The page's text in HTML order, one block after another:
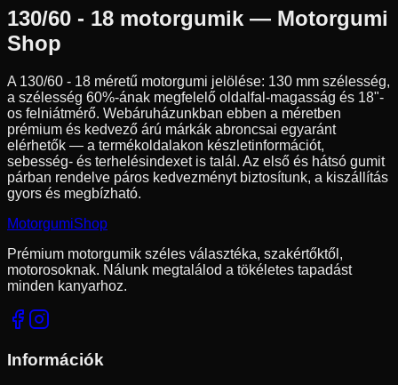
130/60 - 18 motorgumik — Motorgumi
Shop
A 130/60 - 18 méretű motorgumi jelölése: 130 mm szélesség,
a szélesség 60%-ának megfelelő oldalfal-magasság és 18"-
os felniátmérő. Webáruházunkban ebben a méretben
prémium és kedvező árú márkák abroncsai egyaránt
elérhetők — a termékoldalakon készletinformációt,
sebesség- és terhelésindexet is talál. Az első és hátsó gumit
párban rendelve páros kedvezményt biztosítunk, a kiszállítás
gyors és megbízható.
MotorgumiShop
Prémium motorgumik széles választéka, szakértőktől,
motorosoknak. Nálunk megtalálod a tökéletes tapadást
minden kanyarhoz.
Információk